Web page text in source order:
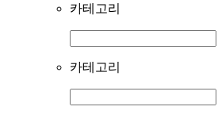
카테고리
카테고리